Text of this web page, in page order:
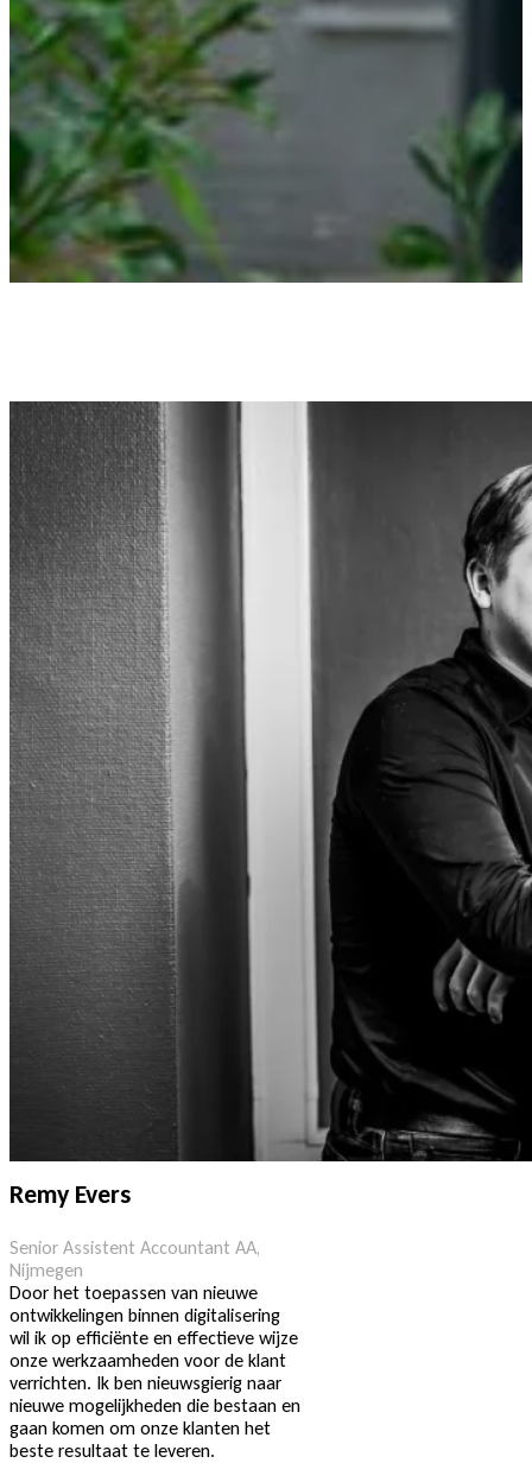
Remy Evers
Senior Assistent Accountant AA,
Nijmegen
Door het toepassen van nieuwe
ontwikkelingen binnen digitalisering
wil ik op efficiënte en effectieve wijze
onze werkzaamheden voor de klant
verrichten. Ik ben nieuwsgierig naar
nieuwe mogelijkheden die bestaan en
gaan komen om onze klanten het
beste resultaat te leveren.